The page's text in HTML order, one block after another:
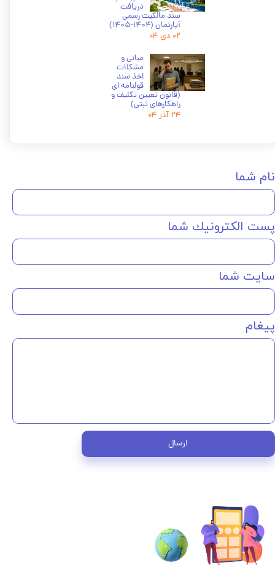
نام شما
پست الكترونيك شما
سایت شما
پیغام
ارسال
دریافت
سند مالکیت رسمی
آپارتمان (۱۴۰۴-۱۴۰۵)
۰۲ دی ۰۴
مبانی و
مشکلات
اخذ سند
قولنامه ای
(قانون تعیین تکلیف و
راهکارهای ثبتی)
۲۴ آذر ۰۴